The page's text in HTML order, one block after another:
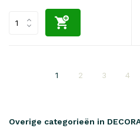
1 2 3 4
Overige categorieën in